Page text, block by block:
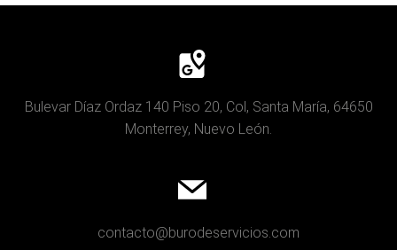
Bulevar Díaz Ordaz 140 Piso 20, Col, Santa María, 64650
Monterrey, Nuevo León.
contacto@burodeservicios.com